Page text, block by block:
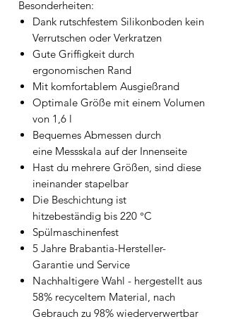
Besonderheiten:
Dank rutschfestem Silikonboden kein
Verrutschen oder Verkratzen
Gute Griffigkeit durch
ergonomischen Rand
Mit komfortablem Ausgießrand
Optimale Größe mit einem Volumen
von 1,6 l
Bequemes Abmessen durch
eine Messskala auf der Innenseite
Hast du mehrere Größen, sind diese
ineinander stapelbar
Die Beschichtung ist
hitzebeständig bis 220 °C
Spülmaschinenfest
5 Jahre Brabantia-Hersteller-
Garantie und Service
Nachhaltigere Wahl - hergestellt aus
58% recyceltem Material, nach
Gebrauch zu 98% wiederverwertbar